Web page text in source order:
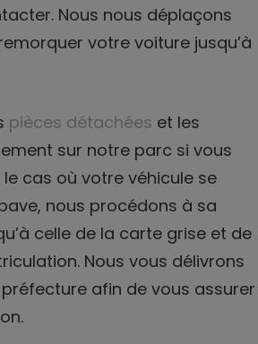
Nous nous déplaçons
votre voiture jusqu’à
pièces détachées et les
sur notre parc si vous
le cas où votre véhicule se
nous procédons à sa
celle de la carte grise et de
Nous vous délivrons
afin de vous assurer